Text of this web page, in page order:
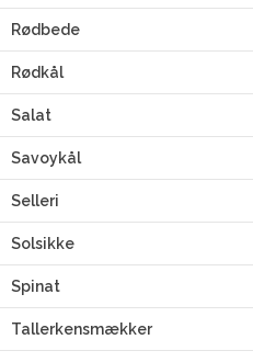
Rødbede
Rødkål
Salat
Savoykål
Selleri
Solsikke
Spinat
Tallerkensmækker